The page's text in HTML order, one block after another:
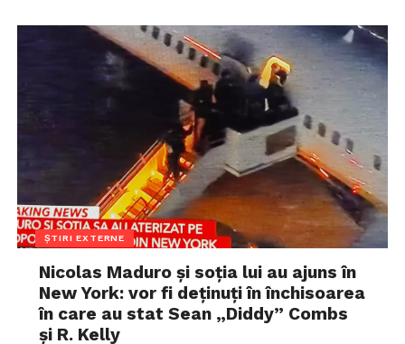
ȘTIRI EXTERNE
Nicolas Maduro și soția lui au ajuns în
New York: vor fi deținuți în închisoarea
în care au stat Sean „Diddy” Combs
și R. Kelly